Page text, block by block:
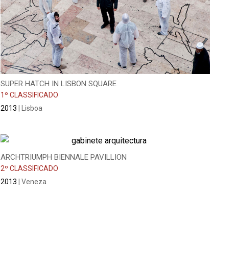
SUPER HATCH IN LISBON SQUARE
1º CLASSIFICADO
2013 | Lisboa
ARCHTRIUMPH BIENNALE PAVILLION
2º CLASSIFICADO
2013 | Veneza